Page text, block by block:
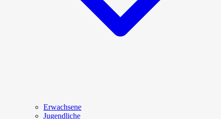
Erwachsene
Jugendliche